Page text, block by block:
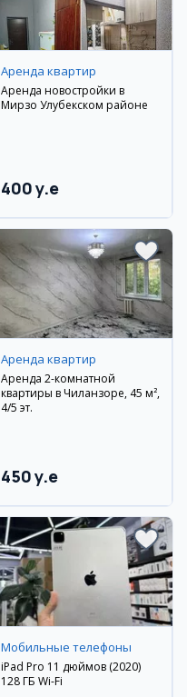
Аренда квартир
Аренда новостройки в
Мирзо Улуғбекском районе
400 y.e
Аренда квартир
Аренда 2-комнатной
квартиры в Чиланзоре, 45 м²,
4/5 эт.
450 y.e
Мобильные телефоны
iPad Pro 11 дюймов (2020)
128 ГБ Wi-Fi